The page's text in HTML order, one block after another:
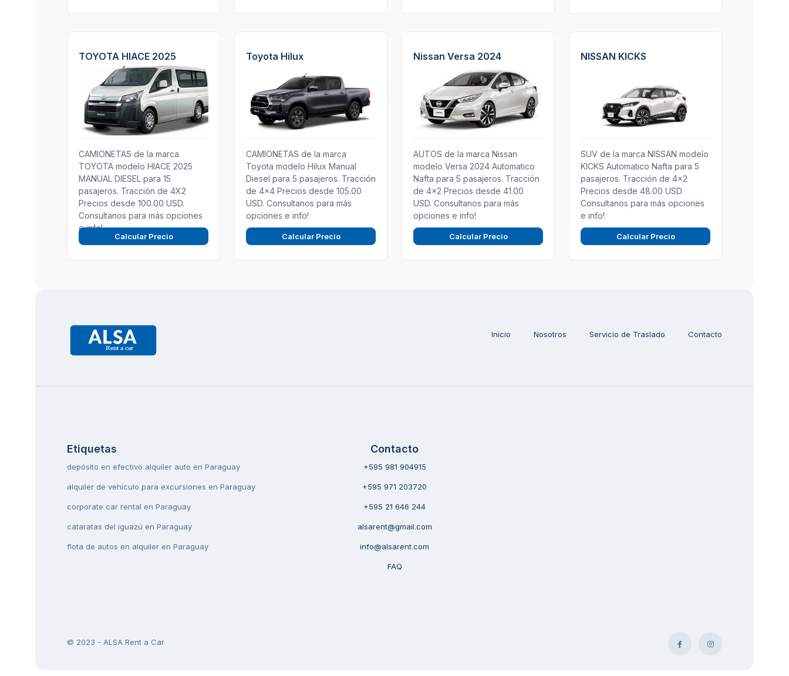
TOYOTA HIACE 2025
CAMIONETAS de la marca
TOYOTA modelo HIACE 2025
MANUAL DIESEL para 15
pasajeros. Tracción de 4X2
Precios desde 100.00 USD.
Consultanos para más opciones
e info!
Calcular Precio
Toyota Hilux
CAMIONETAS de la marca
Toyota modelo Hilux Manual
Diesel para 5 pasajeros. Tracción
de 4x4 Precios desde 105.00
USD. Consultanos para más
opciones e info!
Calcular Precio
Nissan Versa 2024
AUTOS de la marca Nissan
modelo Versa 2024 Automatico
Nafta para 5 pasajeros. Tracción
de 4x2 Precios desde 41.00
USD. Consultanos para más
opciones e info!
Calcular Precio
NISSAN KICKS
SUV de la marca NISSAN modelo
KICKS Automatico Nafta para 5
pasajeros. Tracción de 4x2
Precios desde 48.00 USD.
Consultanos para más opciones
e info!
Calcular Precio
Inicio Nosotros Servicio de Traslado Contacto
Etiquetas
depósito en efectivo alquiler auto en Paraguay
alquiler de vehículo para excursiones en Paraguay
corporate car rental en Paraguay
cataratas del iguazú en Paraguay
flota de autos en alquiler en Paraguay
Contacto
+595 981 904915
+595 971 203720
+595 21 646 244
alsarent@gmail.com
info@alsarent.com
FAQ
© 2023 - ALSA Rent a Car